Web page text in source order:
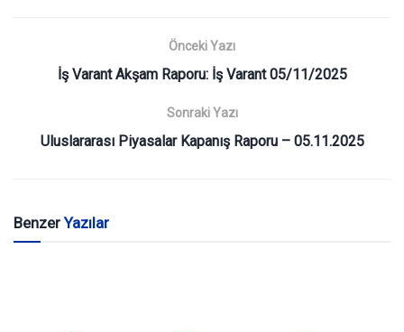
Önceki Yazı
İş Varant Akşam Raporu: İş Varant 05/11/2025
Sonraki Yazı
Uluslararası Piyasalar Kapanış Raporu – 05.11.2025
BenzerYazılar